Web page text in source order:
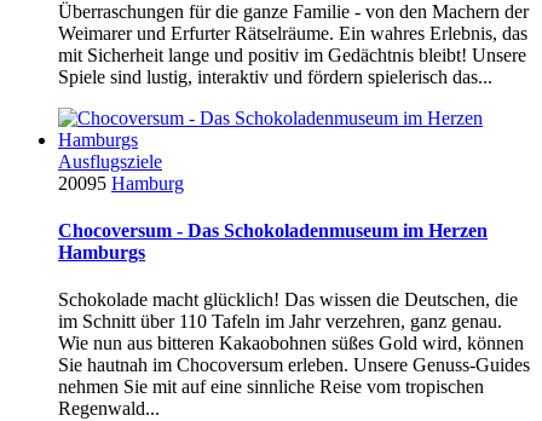
Überraschungen für die ganze Familie - von den Machern der
Weimarer und Erfurter Rätselräume. Ein wahres Erlebnis, das
mit Sicherheit lange und positiv im Gedächtnis bleibt! Unsere
Spiele sind lustig, interaktiv und fördern spielerisch das...
Ausflugsziele
20095 Hamburg
Chocoversum - Das Schokoladenmuseum im Herzen
Hamburgs
Schokolade macht glücklich! Das wissen die Deutschen, die
im Schnitt über 110 Tafeln im Jahr verzehren, ganz genau.
Wie nun aus bitteren Kakaobohnen süßes Gold wird, können
Sie hautnah im Chocoversum erleben. Unsere Genuss-Guides
nehmen Sie mit auf eine sinnliche Reise vom tropischen
Regenwald...